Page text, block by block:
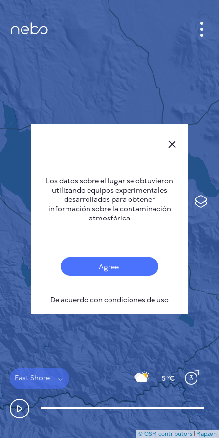
Sensores
Viento
East Shore 5 °C 3
PLANO DE LA CIUDAD
SENSOR NEBO
Deutsch
Español
Français
CÓMO FUNCIONA
POLÍTICA DE PRIVACIDAD
CONDICIONES GENERALES
GUÍA DE INSTALACIÓN
CONTACTE CON NOSOTROS
© OSM contributors | Mapzen
Los datos sobre el lugar se obtuvieron
utilizando equipos experimentales
desarrollados para obtener
información sobre la contaminación
atmosférica
Agree
De acuerdo con condiciones de uso